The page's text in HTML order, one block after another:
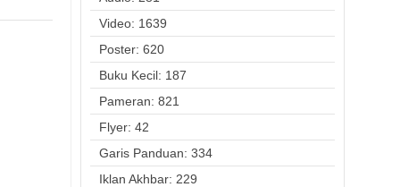
Video: 1639
Poster: 620
Buku Kecil: 187
Pameran: 821
Flyer: 42
Garis Panduan: 334
Iklan Akhbar: 229